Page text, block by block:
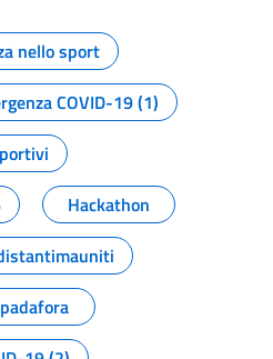
della pagina
nello sport
COVID-19 (1)
Hackathon